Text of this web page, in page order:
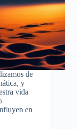
de
y
vida
en